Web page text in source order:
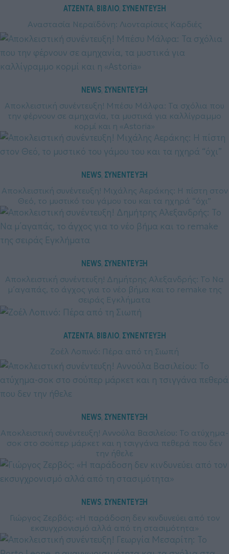
ΑΤΖΕΝΤΑ, ΒΙΒΛΙΟ, ΣΥΝΕΝΤΕΥΞΗ
Αναστασία Νεραϊδόνη: Λιονταρίσιες Καρδιές
NEWS, ΣΥΝΕΝΤΕΥΞΗ
Αποκλειστική συνέντευξη! Μπέσυ Μάλφα: Τα σχόλια που
την φέρνουν σε αμηχανία, τα μυστικά για καλλίγραμμο
κορμί και η «Astoria»
NEWS, ΣΥΝΕΝΤΕΥΞΗ
Αποκλειστική συνέντευξη! Μιχάλης Αεράκης: Η πίστη στον
Θεό, το μυστικό του γάμου του και τα ηχηρά “όχι”
NEWS, ΣΥΝΕΝΤΕΥΞΗ
Αποκλειστική συνέντευξη! Δημήτρης Αλεξανδρής: Το Να
μ΄αγαπάς, το άγχος για το νέο βήμα και το remake της
σειράς Εγκλήματα
ΑΤΖΕΝΤΑ, ΒΙΒΛΙΟ, ΣΥΝΕΝΤΕΥΞΗ
Ζοέλ Λοπινό: Πέρα από τη Σιωπή
NEWS, ΣΥΝΕΝΤΕΥΞΗ
Αποκλειστική συνέντευξη! Αννούλα Βασιλείου: Το ατύχημα-
σοκ στο σούπερ μάρκετ και η τσιγγάνα πεθερά που δεν
την ήθελε
NEWS, ΣΥΝΕΝΤΕΥΞΗ
Γιώργος Ζερβός: «Η παράδοση δεν κινδυνεύει από τον
εκσυγχρονισμό αλλά από τη στασιμότητα»